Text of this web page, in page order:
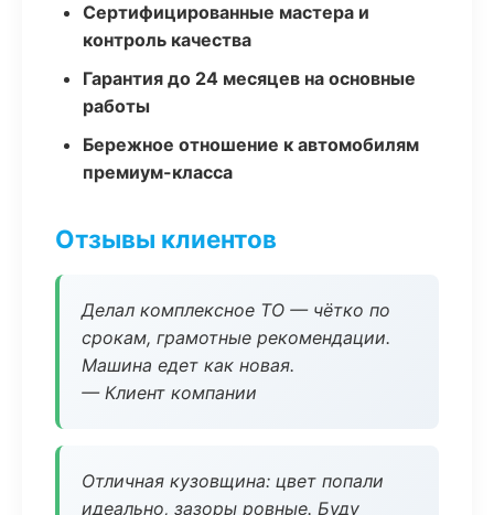
Сертифицированные мастера и
контроль качества
Гарантия до 24 месяцев на основные
работы
Бережное отношение к автомобилям
премиум-класса
Отзывы клиентов
Делал комплексное ТО — чётко по
срокам, грамотные рекомендации.
Машина едет как новая.
— Клиент компании
Отличная кузовщина: цвет попали
идеально, зазоры ровные. Буду